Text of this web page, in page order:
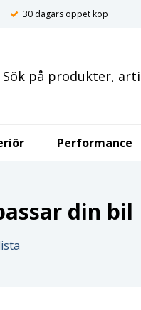
30 dagars öppet köp
Performance
din bil